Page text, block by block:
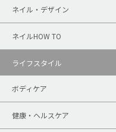
ネイル・デザイン
ネイルHOW TO
ライフスタイル
ボディケア
健康・ヘルスケア